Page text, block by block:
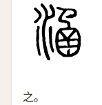
之。